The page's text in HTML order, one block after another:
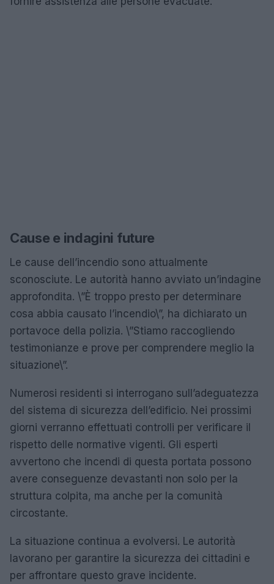
Cause e indagini future
Le cause dell’incendio sono attualmente
sconosciute. Le autorità hanno avviato un’indagine
approfondita. \”È troppo presto per determinare
cosa abbia causato l’incendio\”, ha dichiarato un
portavoce della polizia. \”Stiamo raccogliendo
testimonianze e prove per comprendere meglio la
situazione\”.
Numerosi residenti si interrogano sull’adeguatezza
del sistema di sicurezza dell’edificio. Nei prossimi
giorni verranno effettuati controlli per verificare il
rispetto delle normative vigenti. Gli esperti
avvertono che incendi di questa portata possono
avere conseguenze devastanti non solo per la
struttura colpita, ma anche per la comunità
circostante.
La situazione continua a evolversi. Le autorità
lavorano per garantire la sicurezza dei cittadini e
per affrontare questo grave incidente.